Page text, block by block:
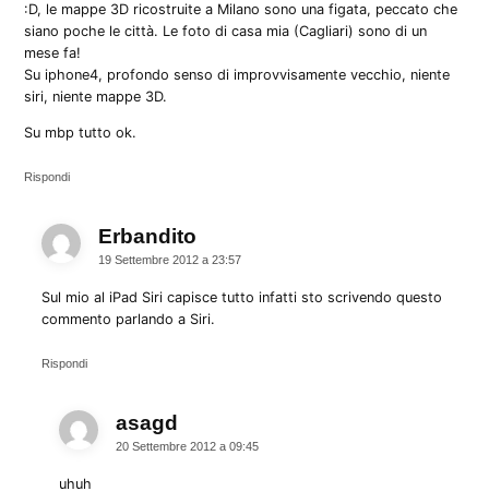
:D, le mappe 3D ricostruite a Milano sono una figata, peccato che
siano poche le città. Le foto di casa mia (Cagliari) sono di un
mese fa!
Su iphone4, profondo senso di improvvisamente vecchio, niente
siri, niente mappe 3D.
Su mbp tutto ok.
Rispondi
Erbandito
19 Settembre 2012 a 23:57
Sul mio al iPad Siri capisce tutto infatti sto scrivendo questo
commento parlando a Siri.
Rispondi
asagd
20 Settembre 2012 a 09:45
uhuh